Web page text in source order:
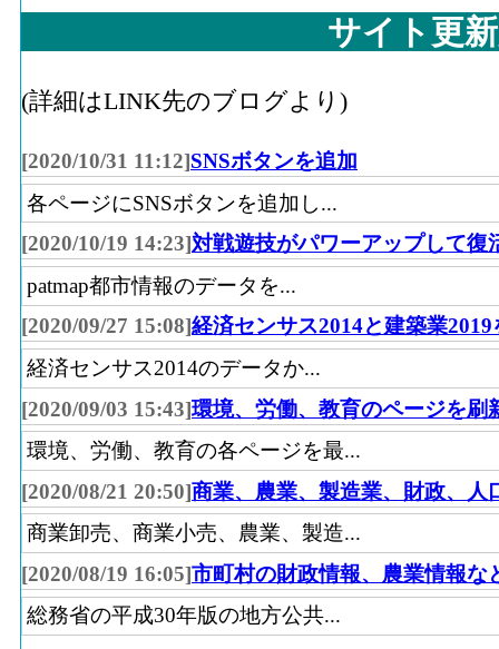
サイト更
(詳細はLINK先のブログより)
[2020/10/31 11:12]SNSボタンを追加
各ページにSNSボタンを追加し...
[2020/10/19 14:23]対戦遊技がパワーアップして復
patmap都市情報のデータを...
[2020/09/27 15:08]経済センサス2014と建築業2019
経済センサス2014のデータか...
[2020/09/03 15:43]環境、労働、教育のページを刷
環境、労働、教育の各ページを最...
[2020/08/21 20:50]商業、農業、製造業、財政、人
商業卸売、商業小売、農業、製造...
[2020/08/19 16:05]市町村の財政情報、農業情報な
総務省の平成30年版の地方公共...